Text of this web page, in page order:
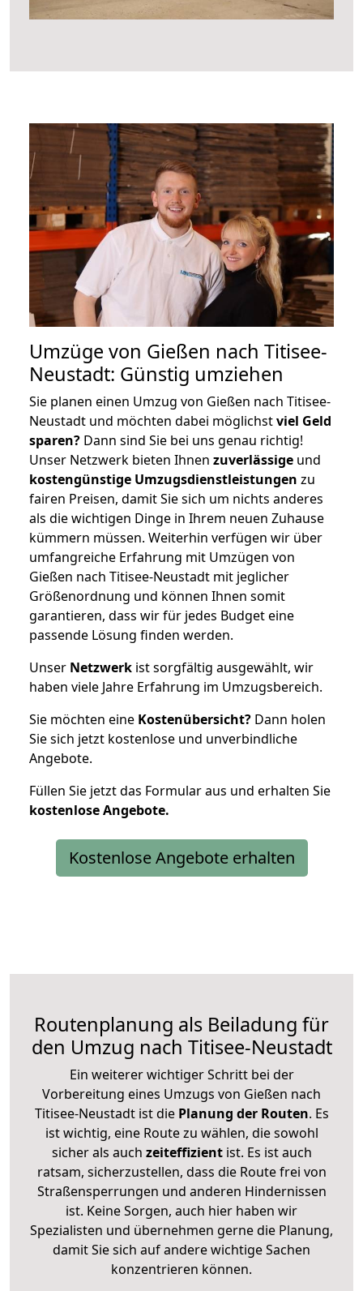
Umzüge von Gießen nach Titisee-
Neustadt: Günstig umziehen
Sie planen einen Umzug von Gießen nach Titisee-
Neustadt und möchten dabei möglichstviel Geld
sparen? Dann sind Sie bei uns genau richtig!
Unser Netzwerk bieten Ihnen zuverlässige und
kostengünstige Umzugsdienstleistungen zu
fairen Preisen, damit Sie sich um nichts anderes
als die wichtigen Dinge in Ihrem neuen Zuhause
kümmern müssen. Weiterhin verfügen wir über
umfangreiche Erfahrung mit Umzügen von
Gießen nach Titisee-Neustadt mit jeglicher
Größenordnung und können Ihnen somit
garantieren, dass wir für jedes Budget eine
passende Lösung finden werden.
Unser Netzwerk ist sorgfältig ausgewählt, wir
haben viele Jahre Erfahrung im Umzugsbereich.
Sie möchten eine Kostenübersicht? Dann holen
Sie sich jetzt kostenlose und unverbindliche
Angebote.
Füllen Sie jetzt das Formular aus und erhalten Sie
kostenloseAngebote.
Kostenlose Angebote erhalten
Routenplanung als Beiladung für
den Umzug nach Titisee-Neustadt
Ein weiterer wichtiger Schritt bei der
Vorbereitung eines Umzugs von Gießen nach
Titisee-Neustadt ist diePlanung der Routen. Es
ist wichtig, eine Route zu wählen, die sowohl
sicher als auch zeiteffizientist. Es ist auch
ratsam, sicherzustellen, dass die Route frei von
Straßensperrungen und anderen Hindernissen
ist. Keine Sorgen, auch hier haben wir
Spezialisten und übernehmen gerne die Planung,
damit Sie sich auf andere wichtige Sachen
konzentrieren können.